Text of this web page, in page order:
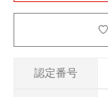
認定番号